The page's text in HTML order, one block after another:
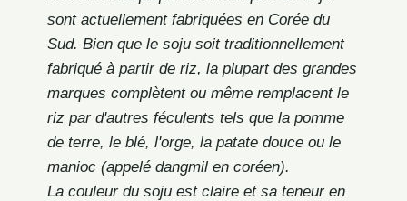
sont actuellement fabriquées en Corée du
Sud. Bien que le soju soit traditionnellement
fabriqué à partir de riz, la plupart des grandes
marques complètent ou même remplacent le
riz par d'autres féculents tels que la pomme
de terre, le blé, l'orge, la patate douce ou le
manioc (appelé dangmil en coréen).
La couleur du soju est claire et sa teneur en